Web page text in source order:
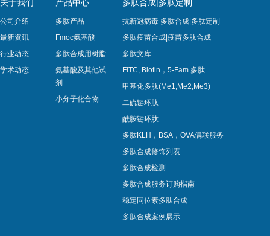
关于我们
公司介绍
最新资讯
行业动态
学术动态
产品中心
多肽产品
Fmoc氨基酸
多肽合成用树脂
氨基酸及其他试
剂
小分子化合物
多肽合成|多肽定制
抗新冠病毒 多肽合成|多肽定制
多肽疫苗合成|疫苗多肽​合成
多肽文库
FITC, Biotin，5-Fam 多肽
甲基化多肽(Me1,Me2,Me3)
二硫键环肽
酰胺键环肽
多肽KLH，BSA，OVA偶联服务
多肽合成修饰列表
多肽合成检测
多肽合成服务订购指南
稳定同位素多肽合成
多肽合成案例展示